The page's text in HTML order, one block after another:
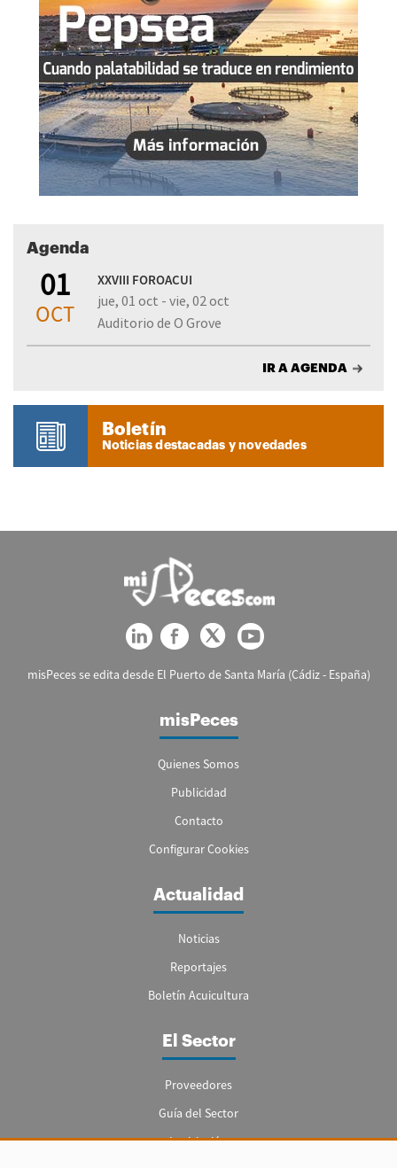
Agenda
01
OCT
XXVIII FOROACUI
jue, 01 oct - vie, 02 oct
Auditorio de O Grove
IR A AGENDA
Boletín
Noticias destacadas y novedades
misPeces se edita desde El Puerto de Santa María (Cádiz - España)
misPeces
Quienes Somos
Publicidad
Contacto
Configurar Cookies
Actualidad
Noticias
Reportajes
Boletín Acuicultura
El Sector
Proveedores
Guía del Sector
Legislación